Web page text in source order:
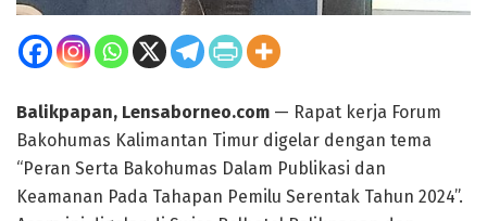
Balikpapan, Lensaborneo.com — Rapat kerja Forum
Bakohumas Kalimantan Timur digelar dengan tema
“Peran Serta Bakohumas Dalam Publikasi dan
Keamanan Pada Tahapan Pemilu Serentak Tahun 2024”.